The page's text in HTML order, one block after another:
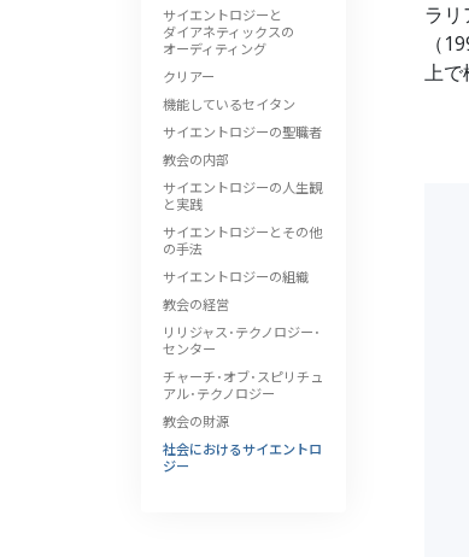
ラ
（
上で
サイエントロジーと
ダイアネティックスの
オーディティング
クリアー
機能しているセイタン
サイエントロジーの聖職者
教会の内部
サイエントロジーの人生観
と実践
サイエントロジーとその他
の手法
サイエントロジーの組織
教会の経営
リリジャス･テクノロジー･
センター
チャーチ･オブ･スピリチュ
アル･テクノロジー
教会の財源
社会におけるサイエントロ
ジー